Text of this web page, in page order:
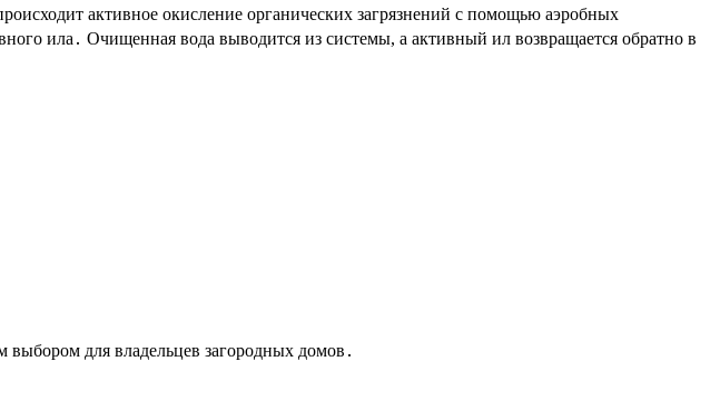
активное окисление органических загрязнений с помощью аэробных
ила․ Очищенная вода выводится из системы, а активный ил возвращается обратно в
выбором для владельцев загородных домов․